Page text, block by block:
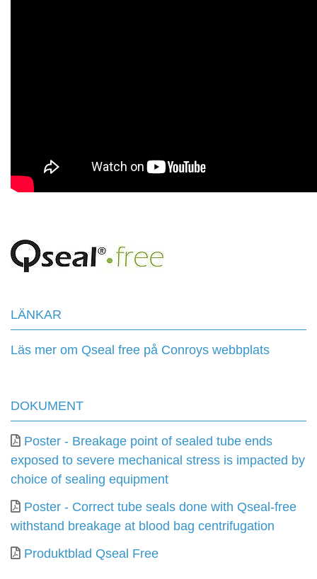
LÄNKAR
Läs mer om Qseal free på Conroys webbplats
DOKUMENT
Poster - Breakage point of sealed tube ends
exposed to severe mechanical stress is impacted by
choice of sealing equipment
Poster - Correct tube seals done with Qseal-free
withstand breakage at blood bag centrifugation
Produktblad Qseal Free